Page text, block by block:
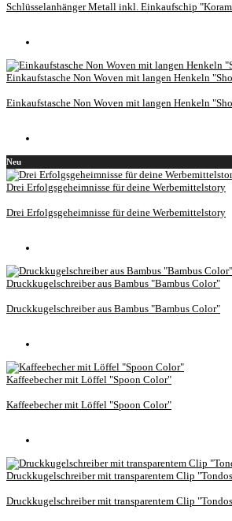
Schlüsselanhänger Metall inkl. Einkaufschip
Einkaufstasche Non Woven mit langen Henkeln
Einkaufstasche Non Woven mit langen Henkeln
Neu
Drei Erfolgsgeheimnisse für deine Werbemittelstory
Drei Erfolgsgeheimnisse für deine Werbemittelstory
Druckkugelschreiber aus Bambus "Bambus Color"
Druckkugelschreiber aus Bambus "Bambus Color"
Kaffeebecher mit Löffel "Spoon Color"
Kaffeebecher mit Löffel "Spoon Color"
Druckkugelschreiber mit transparentem Clip
Druckkugelschreiber mit transparentem Clip